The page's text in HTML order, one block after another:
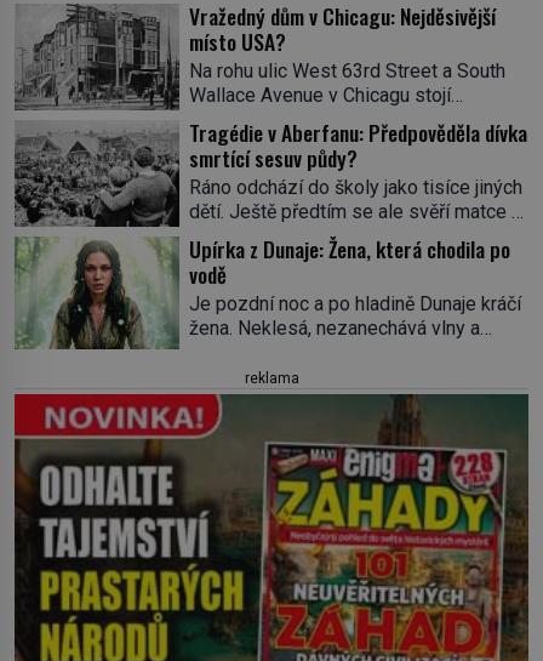
Ďáblovo moře. Vypráví se o lodích
mizejících beze stopy, podivných
světlech, zrádných proudech i mořských
dracích, kteří měli tyto končiny střežit už
v dávných legendách. Je tichomořský
Dračí trojúhelník skutečně prokletým
místem, nebo se zde jen nebezpečná
příroda proměnila v jednu z
nejpůsobivějších námořních záhad? […]
Vražedný dům v Chicagu: Nejděsivější
místo USA?
Na rohu ulic West 63rd Street a South
Wallace Avenue v Chicagu stojí
nenápadná pošta. Nemá žádný speciální
nápis ani pamětní desku. A přesto prý
místní zaměstnanci neradi chodí do
sklepa. Právě tady totiž sídlil sériový
vrah H. H. Holmes a také
nejpropracovanější past na lidi
v dějinách americké kriminalistiky.
Herman Webster Mudgett (1861–1896)
přijíždí […]
Tragédie v Aberfanu: Předpověděla dívka
smrtící sesuv půdy?
Ráno odchází do školy jako tisíce jiných
dětí. Ještě předtím se ale svěří matce s
podivným snem. Ve škole, kterou dobře
zná, tentokrát nevidí budovu ani
spolužáky. Místo nich se před ní tyčí
cosi temného. O několik hodin později je
mrtvá. Mohla devítiletá Zahlédla vlastní
vesnice Aberfan […]
Upírka z Dunaje: Žena, která chodila po
vodě
Je pozdní noc a po hladině Dunaje kráčí
žena. Neklesá, nezanechává vlny a
pod ní byla dlažbou. Muž, který ji z
břehu pozoruje, ji údajně poznává, jenže
Ruža Vlajna má být v tu chvíli mrtvá celé
století. Vesnice Kisiljevo v
severovýchodním Srbsku má s upíry
nevyřízené účty. […]
reklama